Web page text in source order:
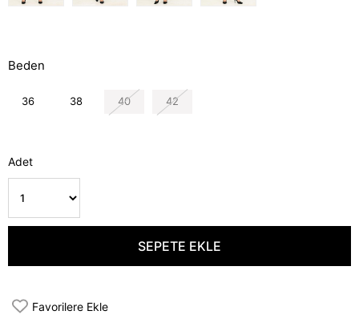
Beden
36 38 40 42
Adet
Favorilere Ekle